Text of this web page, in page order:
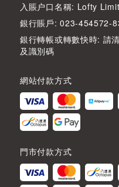
入賬户口名稱: Lofty
銀行賬戶: 023-454572-
銀行轉帳或轉數快時: 請
及識別碼
網站付款方式
門市付款方式